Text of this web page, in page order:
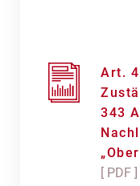
Art.
343
[ PDF ]